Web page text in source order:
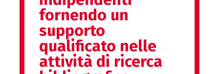
fornendo un
supporto
qualificato nelle
attività di ricerca